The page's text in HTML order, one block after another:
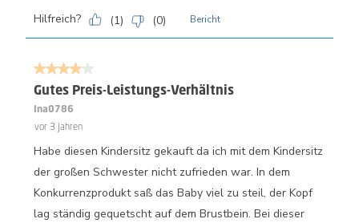
Hilfreich? (1) (0) Bericht
4 von 5 Sternen.
Gutes Preis-Leistungs-Verhältnis
Ina0786
vor 3 Jahren
Habe diesen Kindersitz gekauft da ich mit dem Kindersitz
der großen Schwester nicht zufrieden war. In dem
Konkurrenzprodukt saß das Baby viel zu steil, der Kopf
lag ständig gequetscht auf dem Brustbein. Bei dieser